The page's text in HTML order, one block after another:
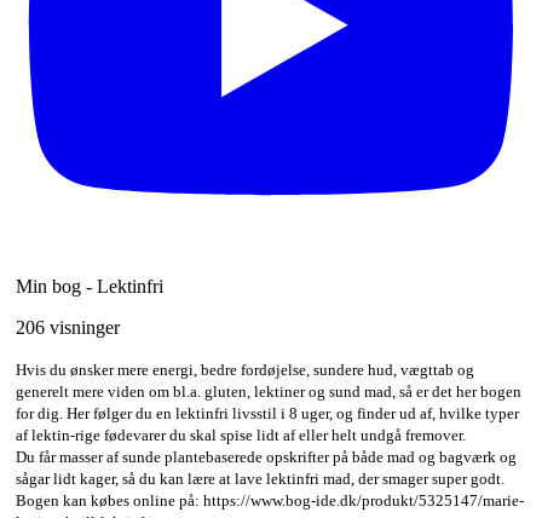
Min bog - Lektinfri
206 visninger
Hvis du ønsker mere energi, bedre fordøjelse, sundere hud, vægttab og
generelt mere viden om bl.a. gluten, lektiner og sund mad, så er det her bogen
for dig. Her følger du en lektinfri livsstil i 8 uger, og finder ud af, hvilke typer
af lektin-rige fødevarer du skal spise lidt af eller helt undgå fremover.
Du får masser af sunde plantebaserede opskrifter på både mad og bagværk og
sågar lidt kager, så du kan lære at lave lektinfri mad, der smager super godt.
Bogen kan købes online på: https://www.bog-ide.dk/produkt/5325147/marie-